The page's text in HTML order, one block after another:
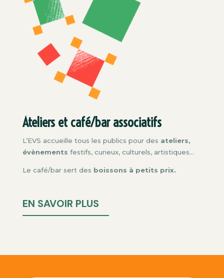
Ateliers et café/bar associatifs
L’EVS accueille tous les publics pour des ateliers,
évènements festifs, curieux, culturels, artistiques…
Le café/bar sert des boissons à petits prix.
EN SAVOIR PLUS